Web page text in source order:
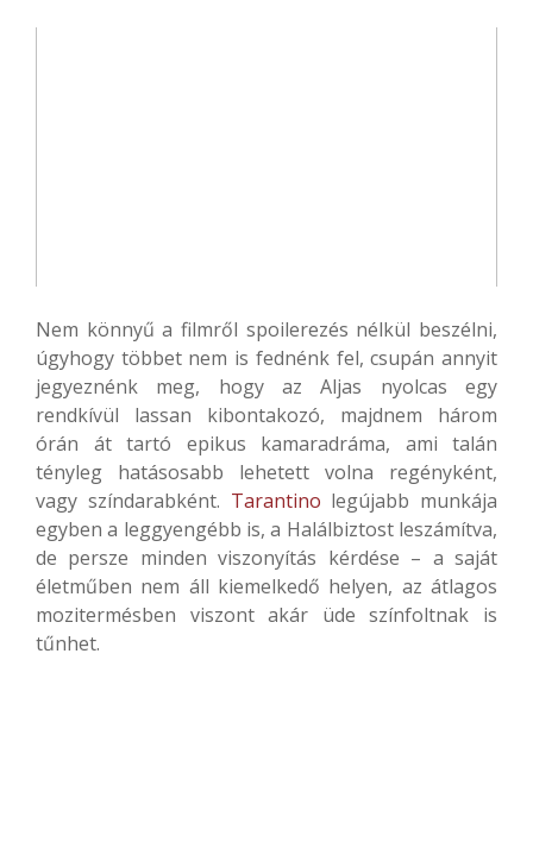
Nem könnyű a filmről spoilerezés nélkül beszélni,
úgyhogy többet nem is fednénk fel, csupán annyit
jegyeznénk meg, hogy az Aljas nyolcas egy
rendkívül lassan kibontakozó, majdnem három
órán át tartó epikus kamaradráma, ami talán
tényleg hatásosabb lehetett volna regényként,
vagy színdarabként. Tarantino legújabb munkája
egyben a leggyengébb is, a Halálbiztost leszámítva,
de persze minden viszonyítás kérdése – a saját
életműben nem áll kiemelkedő helyen, az átlagos
mozitermésben viszont akár üde színfoltnak is
tűnhet.